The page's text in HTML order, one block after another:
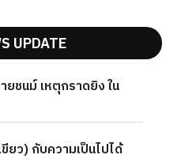
UPDATE
ยชนม์ เหตุกราดยิง ใน
ว) กับความเป็นไปได้